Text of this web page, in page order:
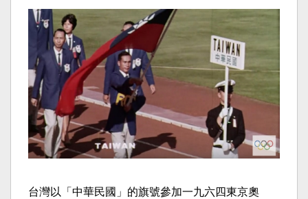
台灣以「中華民國」的旗號參加一九六四東京奧